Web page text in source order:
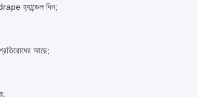
হ্যান্ডেল দিন;
আছে;